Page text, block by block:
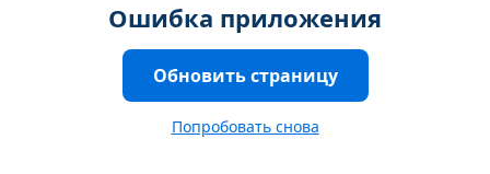
Ошибка приложения
Обновить страницу
Попробовать снова